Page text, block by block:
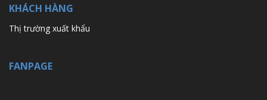
KHÁCH HÀNG
Thị trường xuất khẩu
FANPAGE